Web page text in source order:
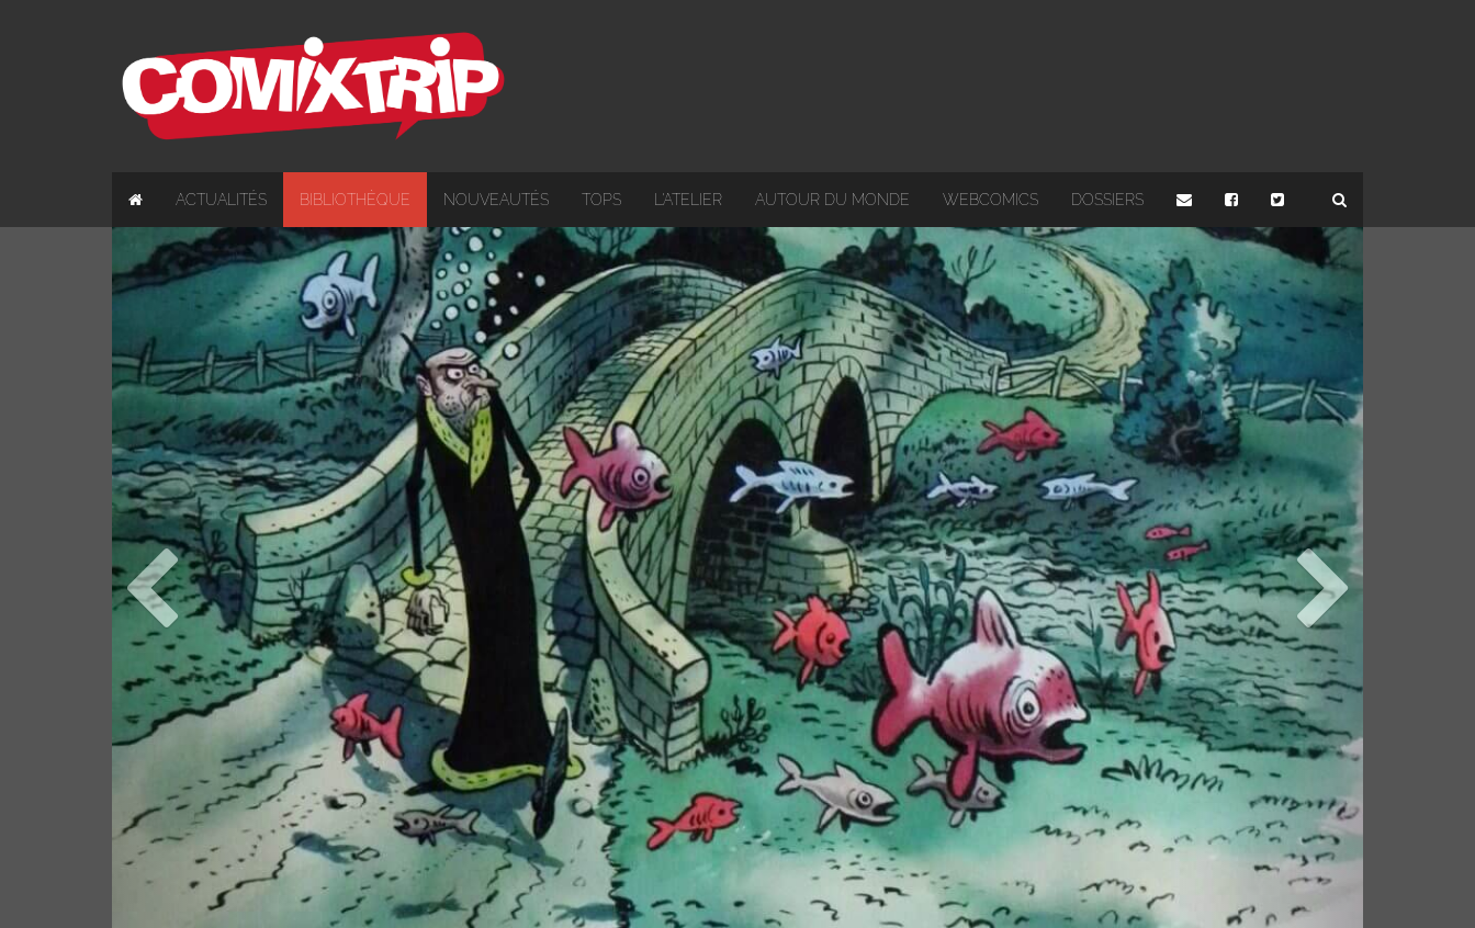
ACTUALITÉS BIBLIOTHÈQUE NOUVEAUTÉS TOPS L'ATELIER AUTOUR DU MONDE WEBCOMICS DOSSIERS